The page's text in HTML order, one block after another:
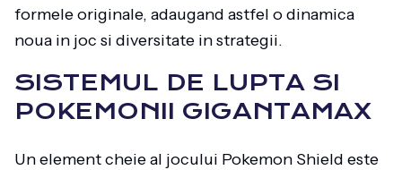
formele originale, adaugand astfel o dinamica
noua in joc si diversitate in strategii.
SISTEMUL DE LUPTA SI
POKEMONII GIGANTAMAX
Un element cheie al jocului Pokemon Shield este